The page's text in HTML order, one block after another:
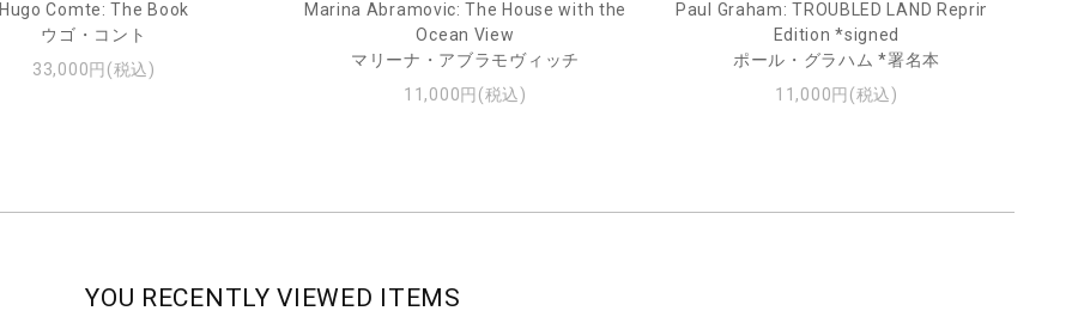
Hugo Comte: The Book
ウゴ・コント
33,000円(税込)
Marina Abramovic: The House with the
Ocean View
マリーナ・アブラモヴィッチ
11,000円(税込)
Paul Graham: TROUBLED LAND Reprint
Edition *signed
ポール・グラハム *署名本
11,000円(税込)
YOU RECENTLY VIEWED ITEMS